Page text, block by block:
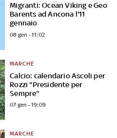
Migranti: Ocean Viking e Geo
Barents ad Ancona l'11
gennaio
08 gen - 11:02
Calcio: calendario Ascoli per
Rozzi "Presidente per
Sempre"
MARCHE
07 gen - 19:09
MARCHE